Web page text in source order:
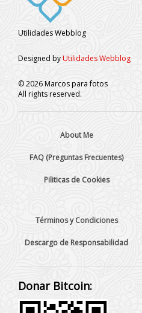
Utilidades Webblog
Designed byUtilidades Webblog
©2026Marcos para fotos
All rights reserved.
About Me
FAQ (Preguntas Frecuentes)
Piliticas de Cookies
Términos y Condiciones
Descargo de Responsabilidad
Donar Bitcoin: